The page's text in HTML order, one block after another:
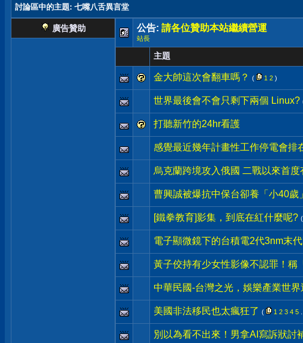
討論區中的主題: 七嘴八舌異言堂
廣告贊助 公告: 請各位贊助本站繼續營運
站長
主題
金大帥這次會翻車嗎？ ( 1 2 )
世界最後會不會只剩下兩個 Linux?
打聽新竹的24hr看護
感覺最近幾年計畫性工作停電會排
烏克蘭跨境攻入俄國 二戰以來首
曹興誠被爆抗中保台卻養「小40歲
[鐵拳教育]影集，到底在紅什麼呢? (
電子顯微鏡下的台積電2代3nm末
黃子佼持有少女性影像不認罪！稱
中華民國-台灣之光，娛樂產業世界
美國非法移民也太瘋狂了 ( 1 2 3 4 5
別以為看不出來！男拿AI寫訴狀討